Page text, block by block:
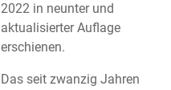
2022 in neunter und
aktualisierter Auflage
erschienen.
Das seit zwanzig Jahren